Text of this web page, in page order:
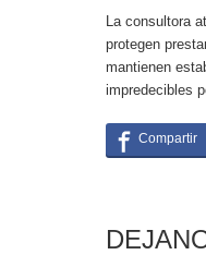
La consultora
protegen
mantienen
impredecibles